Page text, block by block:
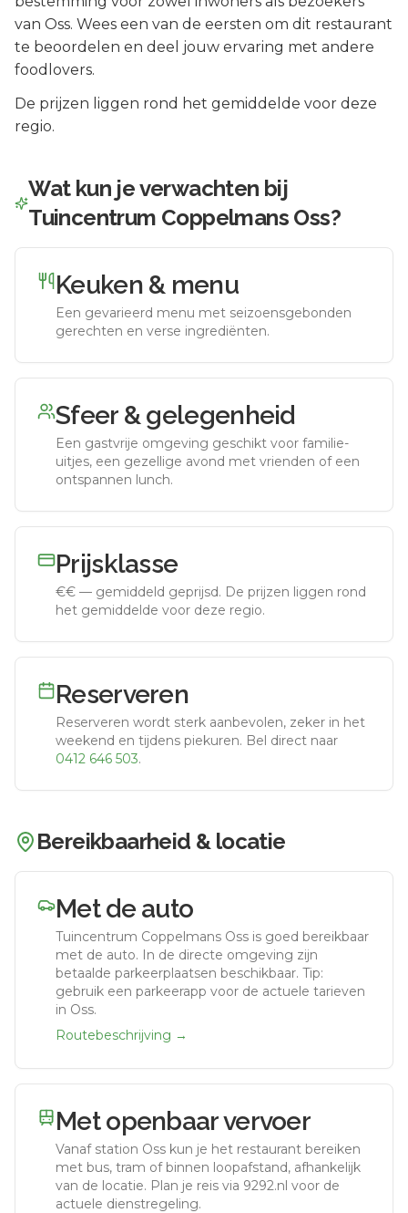
van Oss. Wees een van de eersten om dit restaurant
te beoordelen en deel jouw ervaring met andere
foodlovers.
De prijzen liggen rond het gemiddelde voor deze
regio.
Wat kun je verwachten bij
Tuincentrum Coppelmans Oss?
Keuken & menu
Een gevarieerd menu met seizoensgebonden
gerechten en verse ingrediënten.
Sfeer & gelegenheid
Een gastvrije omgeving geschikt voor familie-
uitjes, een gezellige avond met vrienden of een
ontspannen lunch.
Prijsklasse
€€ — gemiddeld geprijsd. De prijzen liggen rond
het gemiddelde voor deze regio.
Reserveren
Reserveren wordt sterk aanbevolen, zeker in het
weekend en tijdens piekuren. Bel direct naar
0412 646 503.
Bereikbaarheid & locatie
Met de auto
Tuincentrum Coppelmans Oss is goed bereikbaar
met de auto. In de directe omgeving zijn
betaalde parkeerplaatsen beschikbaar. Tip:
gebruik een parkeerapp voor de actuele tarieven
in Oss.
Routebeschrijving →
Met openbaar vervoer
Vanaf station Oss kun je het restaurant bereiken
met bus, tram of binnen loopafstand, afhankelijk
van de locatie. Plan je reis via 9292.nl voor de
actuele dienstregeling.